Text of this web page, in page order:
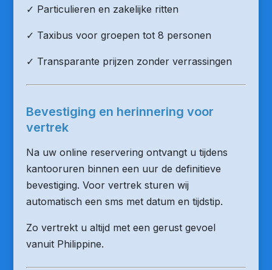
✓ Particulieren en zakelijke ritten
✓ Taxibus voor groepen tot 8 personen
✓ Transparante prijzen zonder verrassingen
Bevestiging en herinnering voor
vertrek
Na uw online reservering ontvangt u tijdens
kantooruren binnen een uur de definitieve
bevestiging. Voor vertrek sturen wij
automatisch een sms met datum en tijdstip.
Zo vertrekt u altijd met een gerust gevoel
vanuit Philippine.